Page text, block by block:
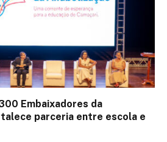
Embaixadores da
parceria entre escola e